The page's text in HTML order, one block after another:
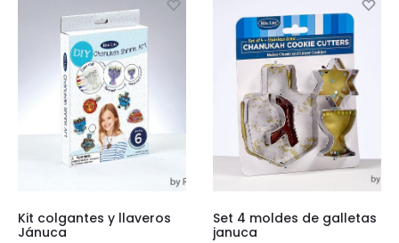
Kit colgantes y llaveros
Jánuca
Set 4 moldes de galletas
januca